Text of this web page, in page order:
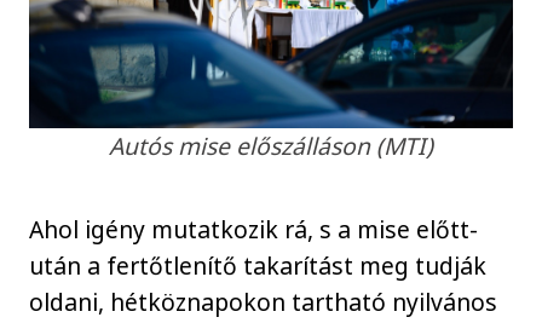
Autós mise előszálláson (MTI)
Ahol igény mutatkozik rá, s a mise előtt-
után a fertőtlenítő takarítást meg tudják
oldani, hétköznapokon tartható nyilvános